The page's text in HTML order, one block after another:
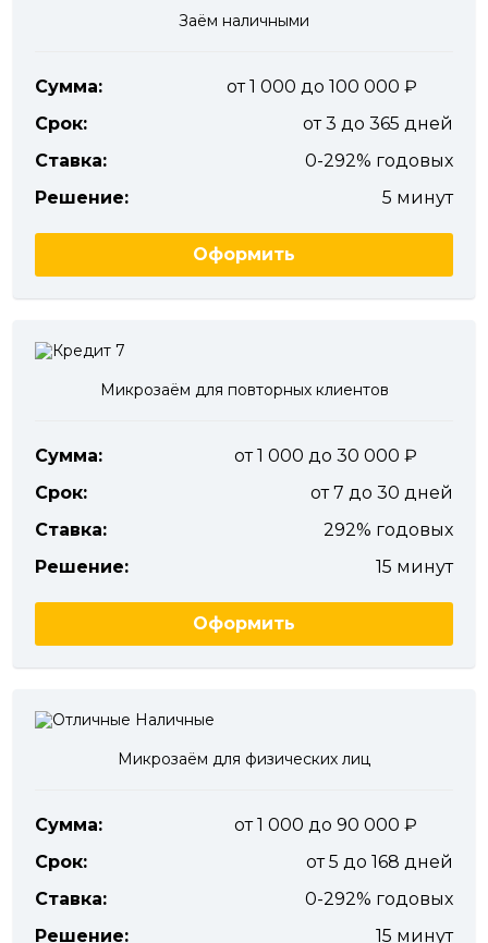
Заём наличными
Сумма:
от 1 000 до 100 000
Срок:
от 3 до 365 дней
Ставка:
0-292% годовых
Решение:
5 минут
Оформить
Микрозаём для повторных клиентов
Сумма:
от 1 000 до 30 000
Срок:
от 7 до 30 дней
Ставка:
292% годовых
Решение:
15 минут
Оформить
Микрозаём для физических лиц
Сумма:
от 1 000 до 90 000
Срок:
от 5 до 168 дней
Ставка:
0-292% годовых
Решение:
15 минут